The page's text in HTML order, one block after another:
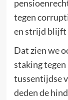
tegen
en strijd blijft
Dat zien we
staking
tussentijdse
deden de